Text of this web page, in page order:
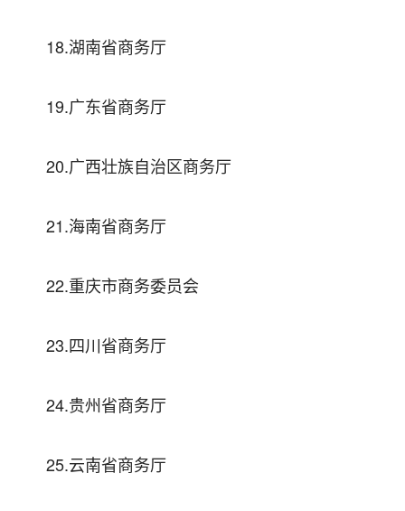
18.湖南省商务厅
19.广东省商务厅
20.广西壮族自治区商务厅
21.海南省商务厅
22.重庆市商务委员会
23.四川省商务厅
24.贵州省商务厅
25.云南省商务厅